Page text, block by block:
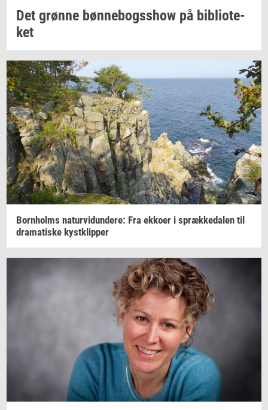
Det grøn­ne bøn­ne­bogsshow på bi­bli­o­te­
ket
Born­holms na­tur­vi­dun­de­re: Fra ek­ko­er i spræk­ke­da­len til
dra­ma­ti­ske kyst­klip­per